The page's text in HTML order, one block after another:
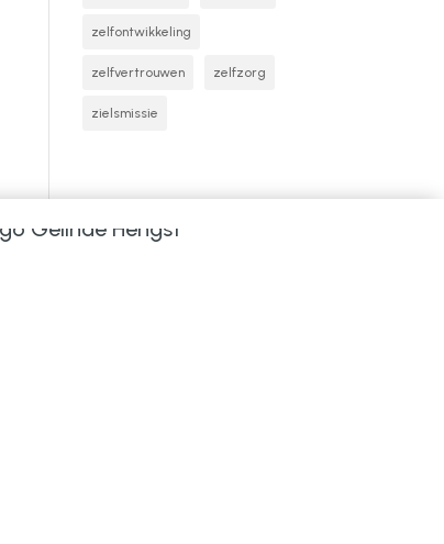
zelfontwikkeling
zelfvertrouwen zelfzorg
zielsmissie